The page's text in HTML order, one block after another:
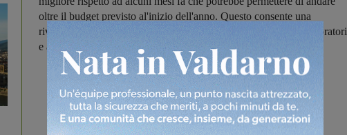
oltre il budget previsto al'inizio dell'anno. Questo consente una
rivisitazione della turnistica e di dare un sospiro di sollievo ai lavoratori
e alla città".